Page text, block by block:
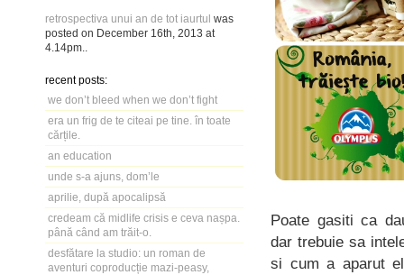
retrospectiva unui an de tot iaurtul was
posted on December 16th, 2013 at
4.14pm
recent posts:
we don’t bleed when we don’t fight
era un frig de te citeai pe tine. în toate
cărțile.
an education
unde s-a ajuns, dom’le
aprilie, după apocalipsă
credeam că midlife crisis e ceva nașpa.
până când am trăit-o.
desfătare la studio: un roman de
aventuri coproducție mazi-peasy,
Poate gasiti ca
dar trebuie sa
si cum a aparut